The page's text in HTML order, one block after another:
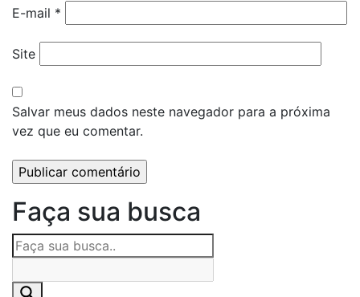
E-mail *
Site
Salvar meus dados neste navegador para a próxima
vez que eu comentar.
Faça sua busca